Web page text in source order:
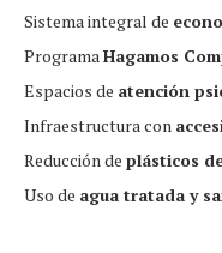
Sistema integral de
ProgramaHagamos
Espacios de atención
Infraestructura con
Reducción de plásticos
Uso de agua tratada y